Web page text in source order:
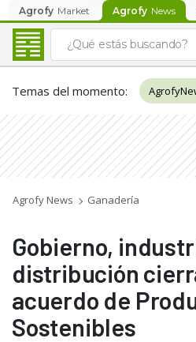
Agrofy Market Agrofy News
Temas del momento:
Agrofy News Ganadería
Gobierno,
distribución
acuerdo de
Sostenibles